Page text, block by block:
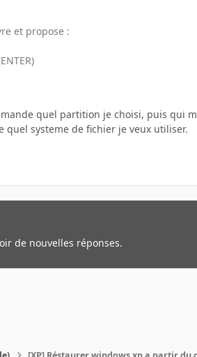
et propose :
quel partition je choisi, puis qui
quel systeme de fichier je veux utiliser.
de nouvelles réponses.